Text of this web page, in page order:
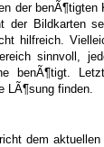
der benÃ¶tigten
der Bildkarten
hilfreich.
sinnvoll,
benÃ¶tigt.
LÃ¶sung finden.
dem